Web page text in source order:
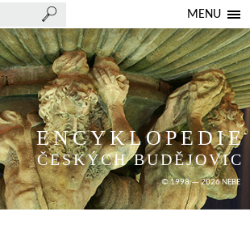
MENU
ENCYKLOPEDIE
ČESKÝCH BUDĚJOVIC
© 1998 — 2026 NEBE